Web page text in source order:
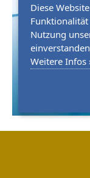
Diese
Nutzung
Weitere Infos